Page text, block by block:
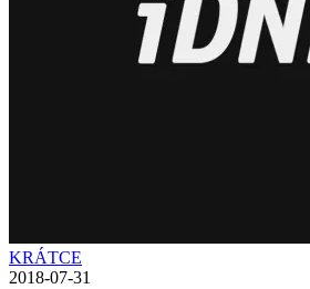
KRÁTCE
2018-07-31